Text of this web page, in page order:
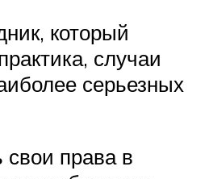
который
случаи
серьезных
свои права в